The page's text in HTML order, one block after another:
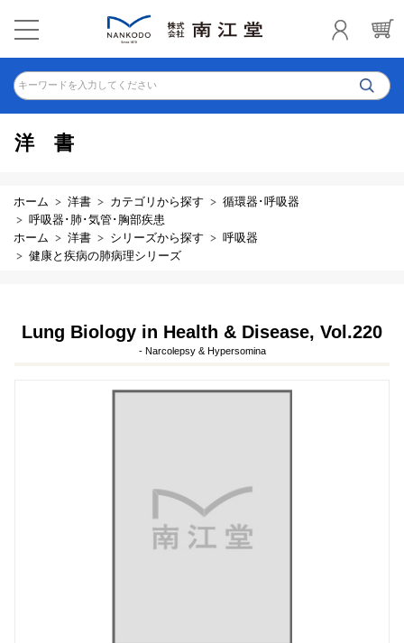
キーワードを入力してください
洋書
ホーム 洋書 カテゴリから探す
循環器･呼吸器
呼吸器･肺･気管･胸部疾患
ホーム
洋書 シリーズから探す
呼吸器
健康と疾病の肺病理シリーズ
Lung Biology in Health & Disease, Vol.220
- Narcolepsy & Hypersomina